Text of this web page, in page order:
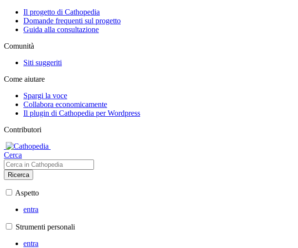
Il progetto di Cathopedia
Domande frequenti sul progetto
Guida alla consultazione
Comunità
Siti suggeriti
Come aiutare
Spargi la voce
Collabora economicamente
Il plugin di Cathopedia per Wordpress
Contributori
Cerca
Ricerca
Aspetto
entra
Strumenti personali
entra